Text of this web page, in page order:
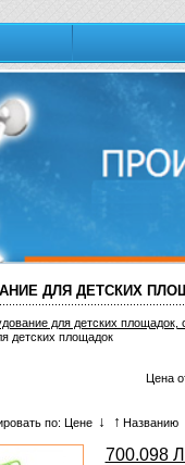
ДЛЯ ДЕТСКИХ
для детских площадок,
детских площадок
Цена
по: Цене ↓ ↑ Названию
700.098